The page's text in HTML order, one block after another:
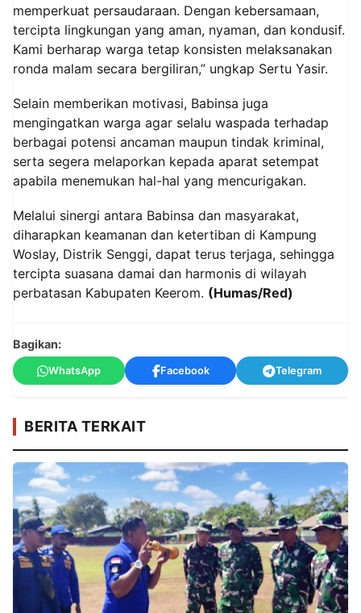
memperkuat persaudaraan. Dengan kebersamaan,
tercipta lingkungan yang aman, nyaman, dan kondusif.
Kami berharap warga tetap konsisten melaksanakan
ronda malam secara bergiliran,” ungkap Sertu Yasir.
Selain memberikan motivasi, Babinsa juga
mengingatkan warga agar selalu waspada terhadap
berbagai potensi ancaman maupun tindak kriminal,
serta segera melaporkan kepada aparat setempat
apabila menemukan hal-hal yang mencurigakan.
Melalui sinergi antara Babinsa dan masyarakat,
diharapkan keamanan dan ketertiban di Kampung
Woslay, Distrik Senggi, dapat terus terjaga, sehingga
tercipta suasana damai dan harmonis di wilayah
perbatasan Kabupaten Keerom. (Humas/Red)
Bagikan:
WhatsApp Facebook Telegram
BERITA TERKAIT